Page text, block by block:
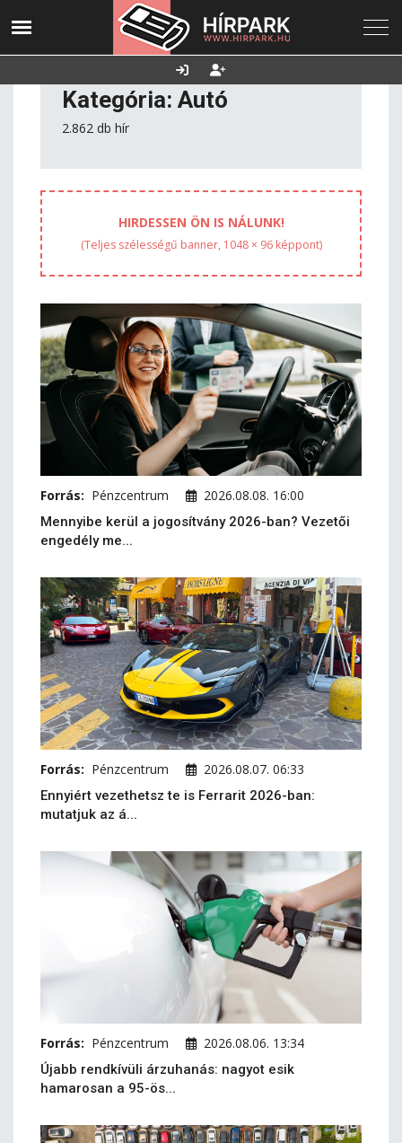
2026. augusztus 09.,
Utolsó frissítés:
2026.08.09. 09:09
Támogatás
Kategória: Autó
2.862 db hír
HIRDESSEN ÖN IS NÁLUNK!
(Teljes szélességű banner, 1048 × 96 képpont)
Forrás: Pénzcentrum 2026.08.08. 16:00
Mennyibe kerül a jogosítvány 2026-ban? Vezetői
engedély me...
Forrás: Pénzcentrum 2026.08.07. 06:33
Ennyiért vezethetsz te is Ferrarit 2026-ban:
mutatjuk az á...
Forrás: Pénzcentrum 2026.08.06. 13:34
Újabb rendkívüli árzuhanás: nagyot esik
hamarosan a 95-ös...